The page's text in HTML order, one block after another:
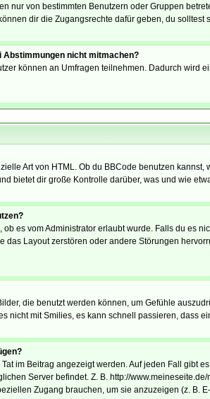
nur von bestimmten Benutzern oder Gruppen
dir die Zugangsrechte dafür geben, du
Abstimmungen nicht mitmachen?
können an Umfragen teilnehmen. Dadurch wird
Art von HTML. Ob du BBCode benutzen
bietet dir große Kontrolle darüber, was und wie
ob es vom Administrator erlaubt wurde. Falls du es
das Layout zerstören oder andere Störungen
die benutzt werden können, um Gefühle
nicht mit Smilies, es kann schnell passieren, dass
im Beitrag angezeigt werden. Auf jeden Fall gibt
Server befindet. Z. B. http://
Zugang brauchen, um sie anzuzeigen (z. B.